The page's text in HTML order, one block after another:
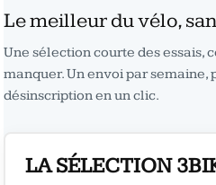
Le meilleur du vélo,
Une sélection courte des essais,
manquer. Un envoi par semaine,
désinscription en un clic.
LA SÉLECTION